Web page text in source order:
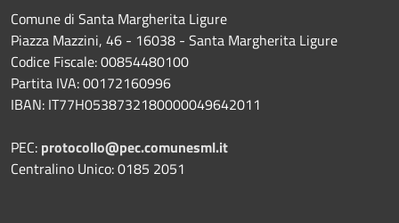
Comune di Santa Margherita Ligure
Piazza Mazzini, 46 - 16038 - Santa Margherita Ligure
Codice Fiscale: 00854480100
Partita IVA: 00172160996
IBAN: IT77H0538732180000049642011
PEC: protocollo@pec.comunesml.it
Centralino Unico: 0185 2051